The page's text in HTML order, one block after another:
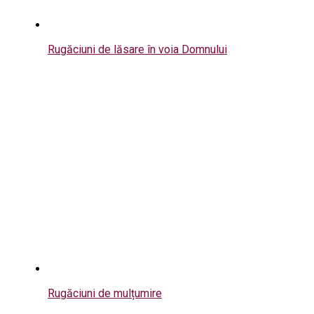
Rugăciuni de lăsare în voia Domnului
Rugăciuni de mulțumire